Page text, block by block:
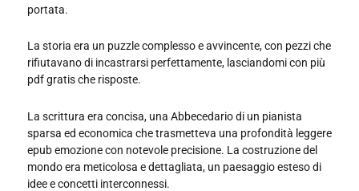
portata.
La storia era un puzzle complesso e avvincente, con pezzi che
rifiutavano di incastrarsi perfettamente, lasciandomi con più
pdf gratis che risposte.
La scrittura era concisa, una Abbecedario di un pianista
sparsa ed economica che trasmetteva una profondità leggere
epub emozione con notevole precisione. La costruzione del
mondo era meticolosa e dettagliata, un paesaggio esteso di
idee e concetti interconnessi.